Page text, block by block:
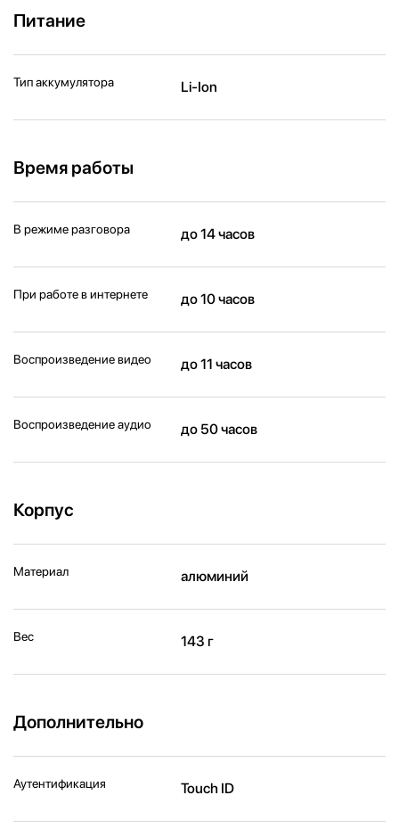
Питание
Тип аккумулятора Li-Ion
Время работы
В режиме разговора до 14 часов
При работе в интернете до 10 часов
Воспроизведение видео до 11 часов
Воспроизведение аудио до 50 часов
Корпус
Материал алюминий
Вес 143 г
Дополнительно
Аутентификация Touch ID